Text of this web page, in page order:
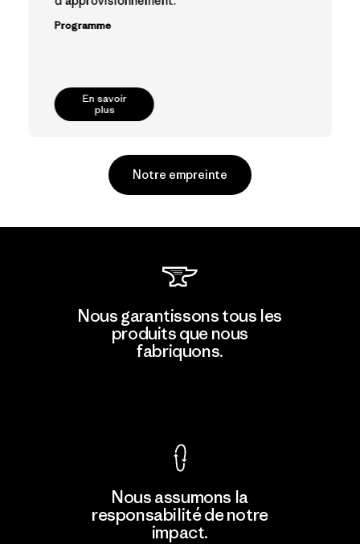
En savoir
plus
Programme
Hirdaramani Industries (Pvt)
Ltd. - Kahathuduwa
Notre empreinte
Nous garantissons tous les
produits que nous
fabriquons.
Nous assumons la
responsabilité de notre
impact.